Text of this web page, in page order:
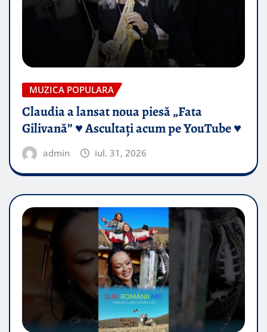
MUZICA POPULARA
Claudia a lansat noua piesă „Fata
Gilivană” ♥️ Ascultați acum pe YouTube ♥️
admin iul. 31, 2026